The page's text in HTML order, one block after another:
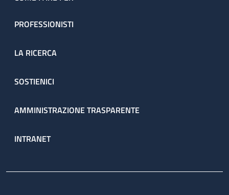
PROFESSIONISTI
LA RICERCA
SOSTIENICI
AMMINISTRAZIONE TRASPARENTE
INTRANET